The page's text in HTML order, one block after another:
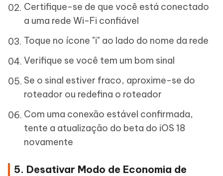
Certifique-se de que você está conectado
a uma rede Wi-Fi confiável
Toque no ícone "i" ao lado do nome da rede
Verifique se você tem um bom sinal
Se o sinal estiver fraco, aproxime-se do
roteador ou redefina o roteador
Com uma conexão estável confirmada,
tente a atualização do beta do iOS 18
novamente
5. Desativar Modo de Economia de